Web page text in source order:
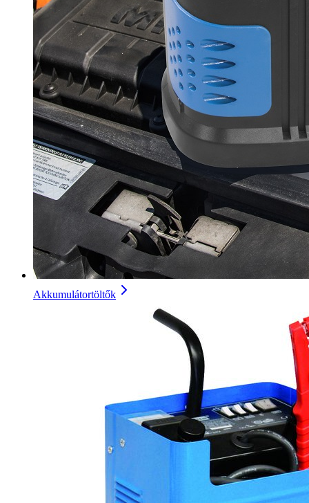
Akkumulátortöltők